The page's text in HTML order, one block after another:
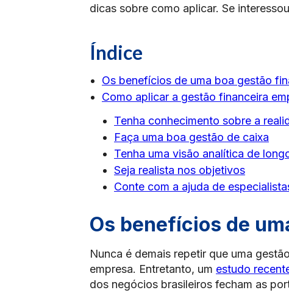
dicas sobre como aplicar. Se
Índice
Os benefícios de uma boa gestão
Como aplicar a gestão financeira
Tenha conhecimento sobre a
Faça uma boa gestão de caixa
Tenha uma visão analítica de
Seja realista nos objetivos
Conte com a ajuda de
Os benefícios de
Nunca é demais repetir que uma
empresa. Entretanto, um estudo
dos negócios brasileiros fecham as